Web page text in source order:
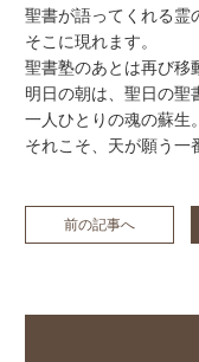
聖書が語ってくれる霊
そこに現れます。
聖書塾のあとは再び移
明日の朝は、聖日の聖
一人ひとりの魂の蘇生。
それこそ、天が願う一
前の記事へ